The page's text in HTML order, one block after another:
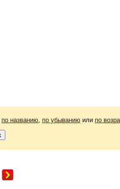
по названию, по убыванию или по